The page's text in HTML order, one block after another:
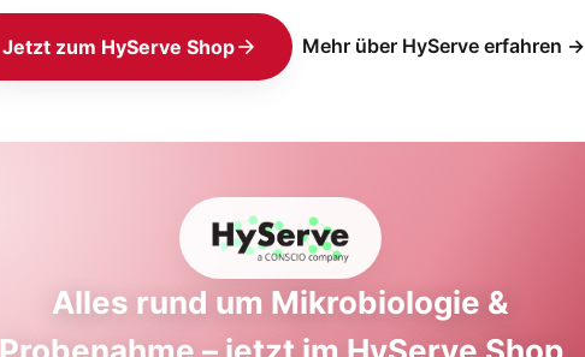
Jetzt zum HyServe Shop Mehr über HyServe erfahren →
Alles rund um Mikrobiologie &